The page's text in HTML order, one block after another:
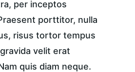
per inceptos
porttitor, nulla
risus tortor tempus
velit erat
quis diam neque.